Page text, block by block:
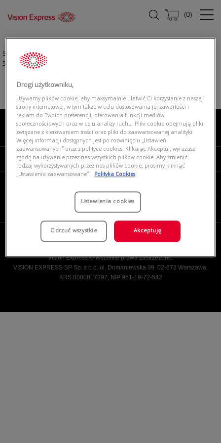
(0)
Strona główna|
502613
O NAS
MOJE VISION EXPRESS
Vision Express © Wszelkie prawa zastrzeżone.
VISION EXPRESS SP Sp. z o.o. ul. Domaniewska 39, 02-672 Warszawa,
KRS 0000017397, NIP 951-19-72-542
Drogi użytkowniku,
Używamy plików cookie, aby maksymalnie ułatwić Ci korzystanie z naszej
strony internetowej, w tym także w celu dostosowania jej zawartości i
reklam do Twoich preferencji, oferowania funkcji mediów
społecznościowych oraz w celu analizy ruchu. Pliki cookie obejmują pliki
związane z kierowaniem treści oraz pliki do zaawansowanej analityki.
Więcej informacji dostępnych jest po rozwinięciu „Ustawień
zaawansowanych” oraz z polityce cookies. Klikając Akceptuj, wyrażasz
zgodę na używanie przez nas wszystkich plików cookie. Aby zmienić
rodzaj wykorzystywanych przez nas plików cookie, prosimy kliknąć
„Ustawienia zaawansowane”.
Polityka Cookies
Ustawienia cookies
Odrzuć wszystkie Akceptuję